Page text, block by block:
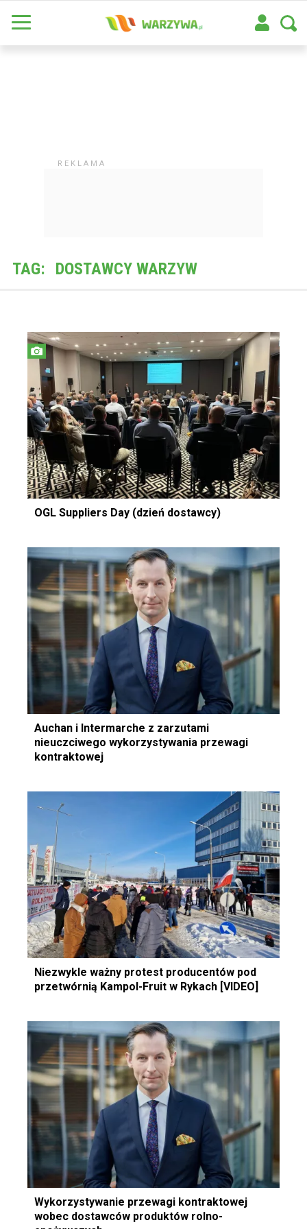
TAG: DOSTAWCY WARZYW
OGL Suppliers Day (dzień dostawcy)
Auchan i Intermarche z zarzutami
nieuczciwego wykorzystywania przewagi
kontraktowej
Niezwykle ważny protest producentów pod
przetwórnią Kampol-Fruit w Rykach [VIDEO]
Wykorzystywanie przewagi kontraktowej
wobec dostawców produktów rolno-